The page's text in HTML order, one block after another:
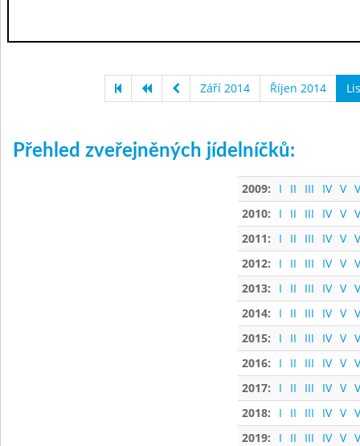
Září 2014 Říjen 2014
Přehled zveřejněných jídelníčků:
2009: I II III IV V
2010:
I II III IV V
2011:
I II III IV V
2012:
I II III IV V
2013:
I II III IV V
2014:
I II III IV V
2015:
I II III IV V
2016:
I II III IV V
2017:
I II III IV V
2018:
I II III IV V
2019:
I II III IV V